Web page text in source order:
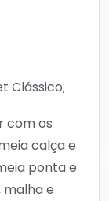
Clássico;
com os
calça e
ponta e
malha e